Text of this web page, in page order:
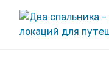
content